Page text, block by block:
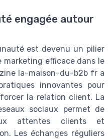
engagée autour
est devenu un pilier
efficace dans le
la-maison-du-b2b fr a
innovantes pour
la relation client. La
sociaux permet de
attentes clients et
Les échanges réguliers